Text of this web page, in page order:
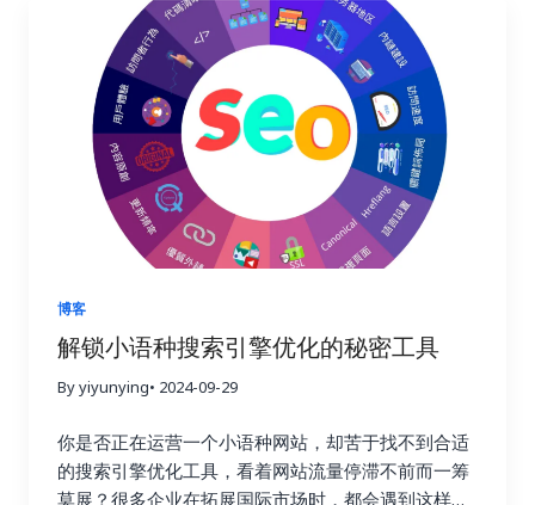
大的商业价值。通过分析这些数据，你可以更好地理
解用户的需求和痛点，优化网站内容和用户体验，最
终提高转化率，实现业务的持续增长。这不仅仅是简
单的流量获取，而是将流量转化为实际的商业价值，
最终实现盈利。 二、 如何选择合适的链接建设追踪
工具？ 市面上有很多链接建设追踪工具，它们的功能
和价格各不相同。选择合适的工具至关重要，就像一
个工匠需要选择合适的工具才能更好地完成工作一
样。在选择工具之前，你需要明确自己的需求和预
算。有些工具功能强大，但价格昂贵；有些工具功能
简单，但价格亲民。你需要根据自己的实际情况，权
建设追踪工具，以及它们的优缺点： 除了以上这些工
具之外，还有其他一些工具也值得考虑，例如
择工具时，不仅要考虑功能和价格，还要考虑易用性
和数据准确性。一个好的工具应该易于上手，操作简
Buzzsumo 这三大神器，轻松提升链接建设效率，让
你的网站在竞争激烈的线上世界中脱颖而出，成为行
业领军者！ 一、链接建设的重要性：为什么它如此重
要？ 在搜索引擎优化这个复杂而精妙的领域中，链接
就好比一张张珍贵的选票，每一张都代表着对你网站
权威性和可信度的认可。高质量的链接越多，搜索引
擎就越信任你的网站，你的排名自然也就越高。这就
好比现实生活中的社交圈，朋友越多，人脉越广，你
的影响力也就越大。链接建设不仅仅关乎排名，更关
乎你的在线业务的整体成功与长远发展。一个强大的
链接配置文件不仅可以带来更高的品牌知名度和更多
的推荐流量，更能建立起坚实的用户信任，为你的业
务带来持续的增长动力。忽视链接建设，就像建造一
座空中楼阁，看似华丽，实则根基不稳，随时可能坍
的认可，搜索引擎又该如何判断你的网站的价值和可
信度呢？ 二、Ahrefs：全能型搜索引擎优化工具，挖
博客
解锁小语种搜索引擎优化的秘密工具
By yiyunying• 2024-09-29
你是否正在运营一个小语种网站，却苦于找不到合适
的搜索引擎优化工具，看着网站流量停滞不前而一筹
莫展？很多企业在拓展国际市场时，都会遇到这样的